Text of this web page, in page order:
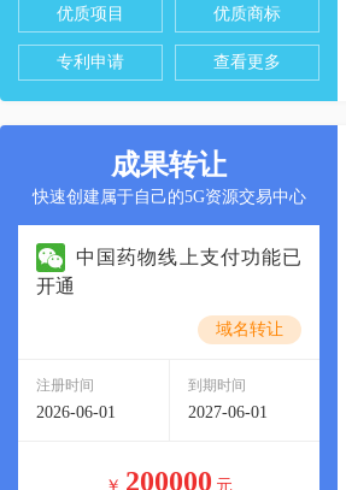
优质项目 优质商标
专利申请 查看更多
成果转让
快速创建属于自己的5G资源交易中心
中国药物线上支付功能已
开通
域名转让
注册时间
2026-06-01
到期时间
2027-06-01
￥ 200000 元